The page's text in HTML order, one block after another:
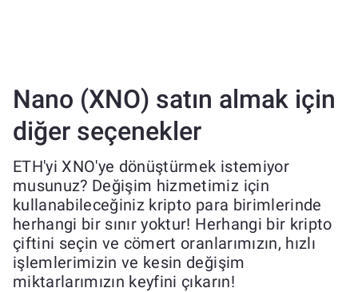
Nano (XNO) satın almak için
diğer seçenekler
ETH'yi XNO'ye dönüştürmek istemiyor
musunuz? Değişim hizmetimiz için
kullanabileceğiniz kripto para birimlerinde
herhangi bir sınır yoktur! Herhangi bir kripto
çiftini seçin ve cömert oranlarımızın, hızlı
işlemlerimizin ve kesin değişim
miktarlarımızın keyfini çıkarın!